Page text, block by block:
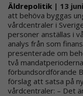
Äldrepolitik | 13
att behöva byggas
vårdcentraler i
personer anställas i
analys från som
presenterade om
två
förbundsordförande
förslag att satsa på
vårdcentraler: – Det